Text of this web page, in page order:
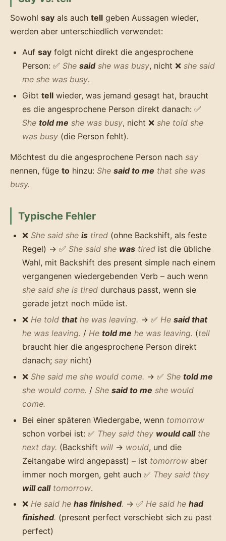
Sowohl say als auch tell geben Aussagen wieder,
werden aber unterschiedlich verwendet:
Auf say folgt nicht direkt die angesprochene
Person: ✅ She saidshe was busy, nicht ❌ she said
me she was busy.
Gibt tell wieder, was jemand gesagt hat, braucht
es die angesprochene Person direkt danach: ✅
She told me she was busy, nicht ❌ she told she
was busy (die Person fehlt).
Möchtest du die angesprochene Person nach say
nennen, füge to hinzu: She said to me that she was
busy.
Typische Fehler
❌ She said she is tired (ohne Backshift, als feste
Regel) → ✅ She said she was tired ist die übliche
Wahl, mit Backshift des present simple nach einem
vergangenen wiedergebenden Verb – auch wenn
she said she is tired durchaus passt, wenn sie
gerade jetzt noch müde ist.
❌ He told thathe was leaving. → ✅ He said that
he was leaving. / He told me he was leaving. (tell
braucht hier die angesprochene Person direkt
danach; say nicht)
❌ She said me she would come. → ✅ She told me
she would come. / She said to me she would
come.
Bei einer späteren Wiedergabe, wenn tomorrow
schon vorbei ist: ✅ They said they would callthe
next day. (Backshift will → would, und die
Zeitangabe wird angepasst) – ist tomorrow aber
immer noch morgen, geht auch ✅ They said they
will calltomorrow.
❌ He said he has finished. → ✅ He said he had
finished. (present perfect verschiebt sich zu past
perfect)